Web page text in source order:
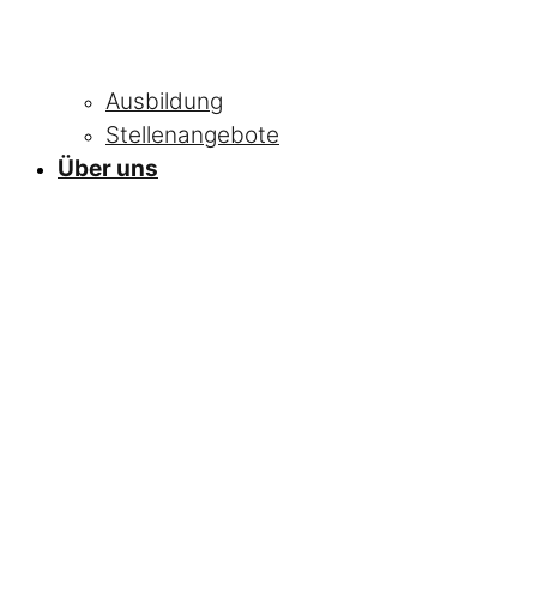
Ausbildung
Stellenangebote
Über uns